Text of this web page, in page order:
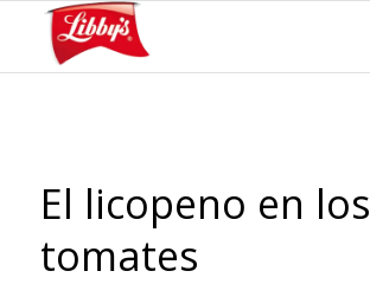
El licopeno en los
tomates